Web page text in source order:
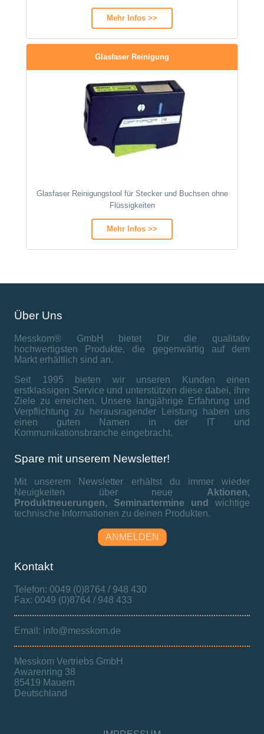
Mehr Infos >>
Glasfaser Reinigung
Glasfaser Reinigungstool für Stecker und Buchsen ohne
Flüssigkeiten
Mehr Infos >>
Über Uns
Messkom® GmbH bietet Dir die qualitativ
hochwertigsten Produkte, die gegenwärtig auf dem
Markt erhältlich sind an.
Seit 1995 bieten wir unseren Kunden einen
erstklassigen Service und unterstützen diese dabei, ihre
Ziele zu erreichen. Unsere langjährige Erfahrung und
Verpflichtung zu herausragender Leistung haben uns
einen guten Namen in der IT und
Kommunikationsbranche eingebracht.
Spare mit unserem Newsletter!
Mit unserem Newsletter erhältst du immer wieder
Neuigkeiten über neue Aktionen,
Produktneuerungen, Seminartermine und wichtige
technische Informationen zu deinen Produkten.
ANMELDEN
Kontakt
Telefon: 0049 (0)8764 / 948 430
Fax: 0049 (0)8764 / 948 433
Email: info@messkom.de
Messkom Vertriebs GmbH
Awarenring 38
85419 Mauern
Deutschland